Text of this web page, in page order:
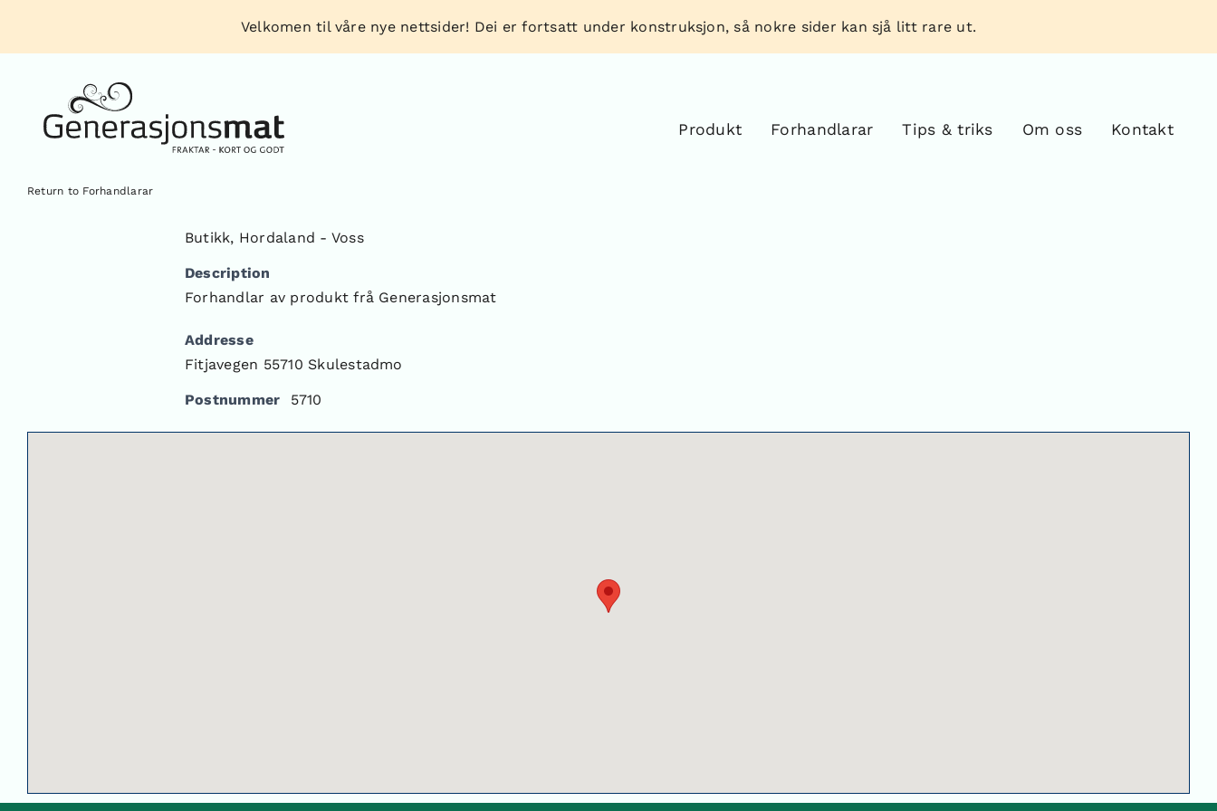
Velkomen til våre nye nettsider! Dei er fortsatt under konstruksjon, så nokre sider kan sjå litt rare ut.
Produkt Forhandlarar Tips & triks Om oss Kontakt
Return to Forhandlarar
Butikk, Hordaland - Voss
Description
Forhandlar av produkt frå Generasjonsmat
Addresse
Fitjavegen 55710 Skulestadmo
Postnummer 5710